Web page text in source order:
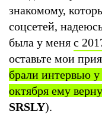
знакомому,
соцсетей,
была у меня с
оставьте мои
брали интервью
октября ему
SRSLY).